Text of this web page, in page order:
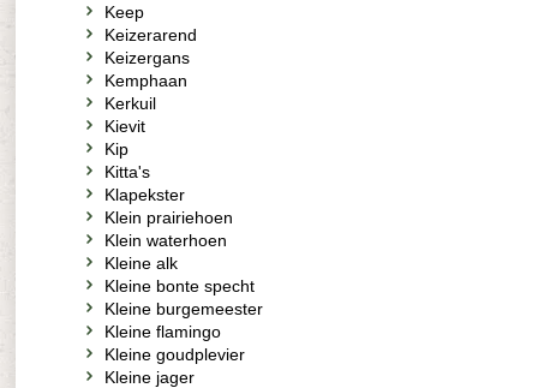
Keep
Keizerarend
Keizergans
Kemphaan
Kerkuil
Kievit
Kip
Kitta's
Klapekster
Klein prairiehoen
Klein waterhoen
Kleine alk
Kleine bonte specht
Kleine burgemeester
Kleine flamingo
Kleine goudplevier
Kleine jager